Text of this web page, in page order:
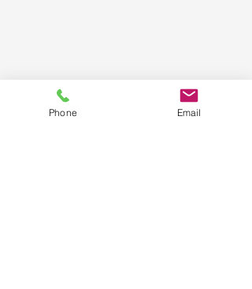
Phone Email